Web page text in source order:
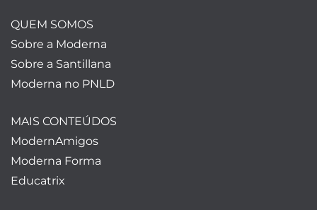
QUEM SOMOS
Sobre a Moderna
Sobre a Santillana
Moderna no PNLD
MAIS CONTEÚDOS
ModernAmigos
Moderna Forma
Educatrix